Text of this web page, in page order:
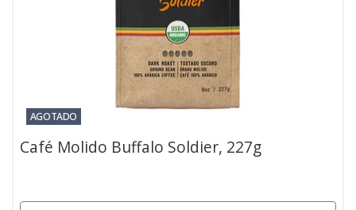
AGOTADO
Café Molido Buffalo Soldier, 227g